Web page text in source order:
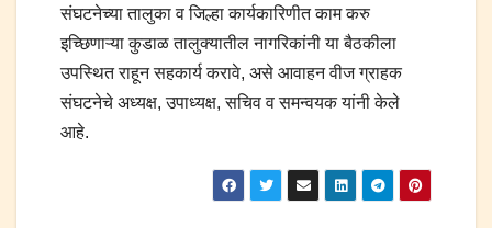
संघटनेच्या तालुका व जिल्हा कार्यकारिणीत काम करु
इच्छिणाऱ्या कुडाळ तालुक्यातील नागरिकांनी या बैठकीला
उपस्थित राहून सहकार्य करावे, असे आवाहन वीज ग्राहक
संघटनेचे अध्यक्ष, उपाध्यक्ष, सचिव व समन्वयक यांनी केले
आहे.